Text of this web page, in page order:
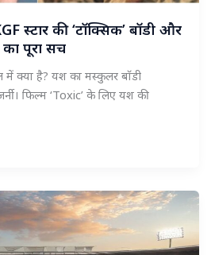
स्टार की ‘टॉक्सिक’ बॉडी और
पूरा सच
क्या है? यश का मस्कुलर बॉडी
फिल्म ‘Toxic’ के लिए यश की